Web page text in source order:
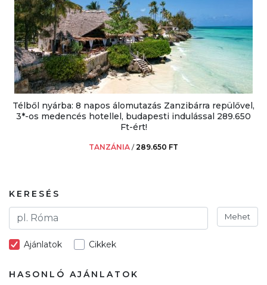
Télből nyárba: 8 napos álomutazás Zanzibárra repülővel,
3*-os medencés hotellel, budapesti indulással 289.650
Ft-ért!
TANZÁNIA /289.650 FT
KERESÉS
Mehet
Ajánlatok Cikkek
HASONLÓ AJÁNLATOK